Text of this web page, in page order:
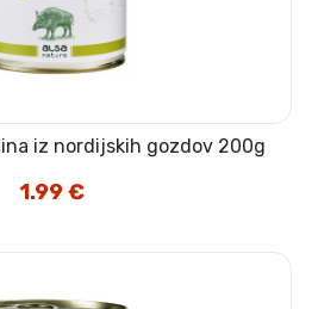
iz nordijskih gozdov 200g
1.99€